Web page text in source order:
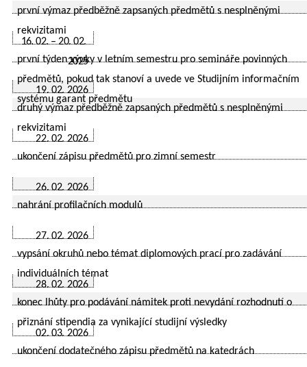
první výmaz předběžně zapsaných předmětů s nesplněnými
rekvizitami
16. 02. – 20. 02.
2025
první týden výuky v letním semestru pro semináře povinných
předmětů, pokud tak stanoví a uvede ve Studijním informačním
systému garant předmětu
19. 02. 2026
druhý výmaz předběžně zapsaných předmětů s nesplněnými
rekvizitami
22. 02. 2026
ukončení zápisu předmětů pro zimní semestr
26. 02. 2026
nahrání profilačních modulů
27. 02. 2026
vypsání okruhů nebo témat diplomových prací pro zadávání
individuálních témat
28. 02. 2026
konec lhůty pro podávání námitek proti nevydání rozhodnutí o
přiznání stipendia za vynikající studijní výsledky
02. 03. 2026
ukončení dodatečného zápisu předmětů na katedrách